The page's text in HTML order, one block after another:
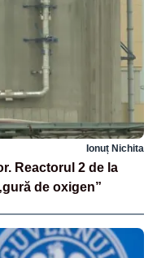
Ionuț Nichita
Reactorul 2 de la
de oxigen”